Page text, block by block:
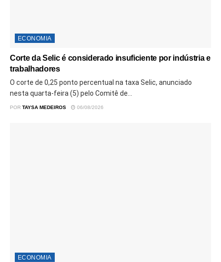
ECONOMIA
Corte da Selic é considerado insuficiente por indústria e
trabalhadores
O corte de 0,25 ponto percentual na taxa Selic, anunciado
nesta quarta-feira (5) pelo Comitê de...
POR TAYSA MEDEIROS 06/08/2026
ECONOMIA